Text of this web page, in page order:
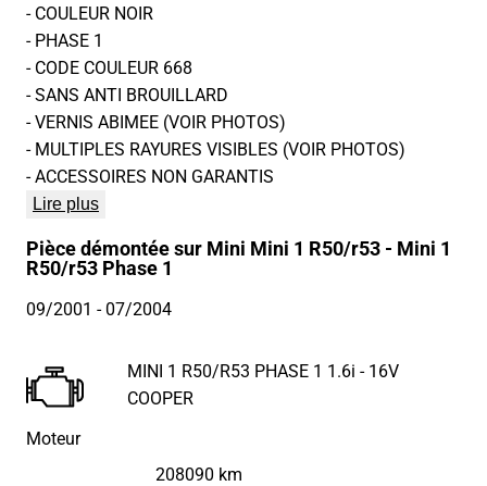
- COULEUR NOIR
- PHASE 1
- CODE COULEUR 668
- SANS ANTI BROUILLARD
- VERNIS ABIMEE (VOIR PHOTOS)
- MULTIPLES RAYURES VISIBLES (VOIR PHOTOS)
- ACCESSOIRES NON GARANTIS
Lire plus
Pièce démontée sur Mini Mini 1 R50/r53 - Mini 1
R50/r53 Phase 1
09/2001 - 07/2004
Moteur
MINI 1 R50/R53 PHASE 1 1.6i - 16V
COOPER
208090 km